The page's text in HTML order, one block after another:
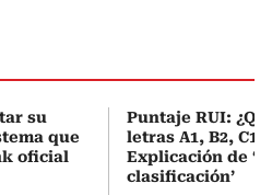
su
que
oficial
Puntaje RUI:
letras A1, B2, C1
Explicación de
clasificación’